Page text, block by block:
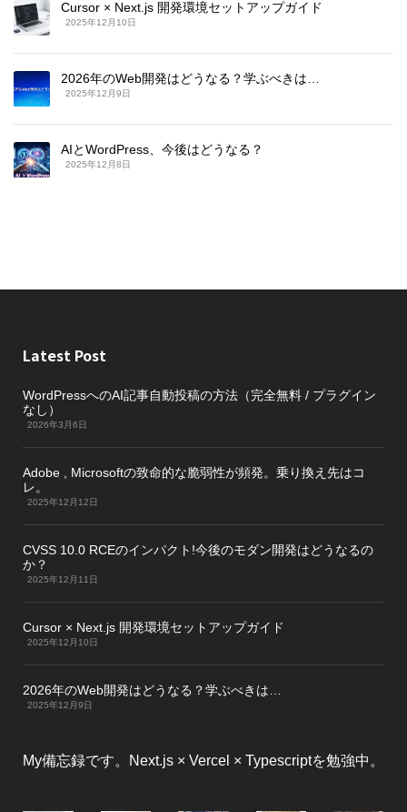
Cursor × Next.js 開発環境セットアップガイド
2025年12月10日
2026年のWeb開発はどうなる？学ぶべきは…
2025年12月9日
AIとWordPress、今後はどうなる？
2025年12月8日
Latest Post
WordPressへのAI記事自動投稿の方法（完全無料 / プラグイン
なし）
2026年3月6日
Adobe , Microsoftの致命的な脆弱性が頻発。乗り換え先はコ
レ。
2025年12月12日
CVSS 10.0 RCEのインパクト!今後のモダン開発はどうなるの
か？
2025年12月11日
Cursor × Next.js 開発環境セットアップガイド
2025年12月10日
2026年のWeb開発はどうなる？学ぶべきは…
2025年12月9日
My備忘録です。Next.js × Vercel × Typescriptを勉強中。